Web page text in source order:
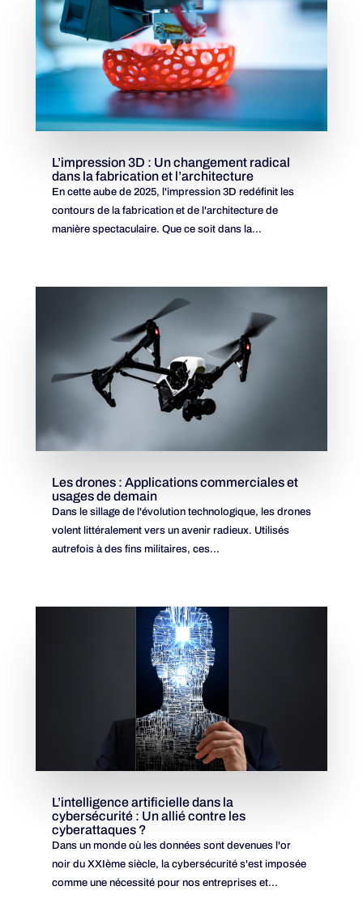
L’impression 3D : Un changement radical
dans la fabrication et l’architecture
En cette aube de 2025, l'impression 3D redéfinit les
contours de la fabrication et de l'architecture de
manière spectaculaire. Que ce soit dans la...
Les drones : Applications commerciales et
usages de demain
Dans le sillage de l'évolution technologique, les drones
volent littéralement vers un avenir radieux. Utilisés
autrefois à des fins militaires, ces...
L’intelligence artificielle dans la
cybersécurité : Un allié contre les
cyberattaques ?
Dans un monde où les données sont devenues l'or
noir du XXIème siècle, la cybersécurité s'est imposée
comme une nécessité pour nos entreprises et...